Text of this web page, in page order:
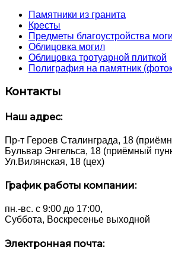
Памятники из гранита
Кресты
Предметы благоустройства
Облицовка могил
Облицовка тротуарной плиткой
Полиграфия на памятник
Контакты
Наш адрес:
Пр-т Героев Сталинграда, 18
Бульвар Энгельса, 18 (приёмный
Ул.Вилянская, 18 (цех)
График работы компании:
пн.-вс. с 9:00 до 17:00,
Суббота, Воскресенье выходной
Электронная почта: